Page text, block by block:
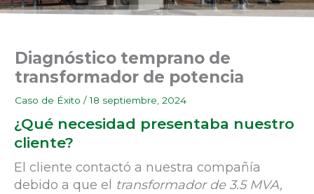
Diagnóstico temprano de
transformador de potencia
Caso de Éxito /18 septiembre, 2024
¿Qué necesidad presentaba nuestro
cliente?
El cliente contactó a nuestra compañía
debido a que el transformador de 3.5 MVA,